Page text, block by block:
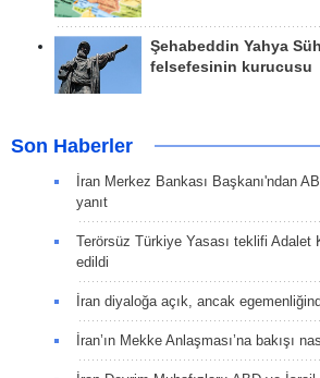
Şehabeddin Yahya
felsefesinin kurucusu
Son Haberler
İran Merkez Bankası Başkanı'ndan
yanıt
Terörsüz Türkiye Yasası teklifi Adalet
edildi
İran diyaloğa açık, ancak
İran’ın Mekke Anlaşması’na bakışı